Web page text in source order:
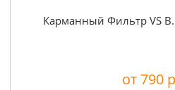
Карманный Фильтр VS
от 790